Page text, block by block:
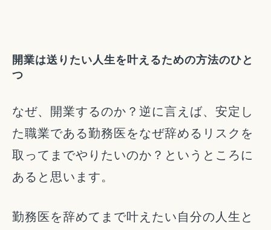
開業は送りたい人生を叶えるための方法のひと
つ
なぜ、開業するのか？逆に言えば、安定し
た職業である勤務医をなぜ辞めるリスクを
取ってまでやりたいのか？というところに
あると思います。
勤務医を辞めてまで叶えたい自分の人生と